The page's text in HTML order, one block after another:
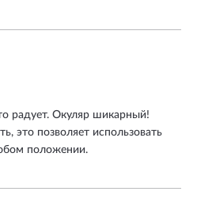
радует. Окуляр шикарный!
это позволяет использовать
положении.